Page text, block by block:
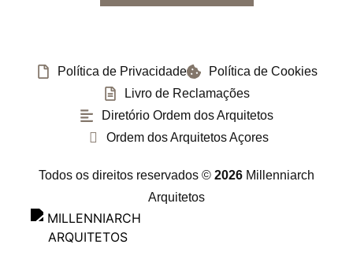
Política de Privacidade
Política de Cookies
Livro de Reclamações
Diretório Ordem dos Arquitetos
Ordem dos Arquitetos Açores
Todos os direitos reservados © 2026 Millenniarch
Arquitetos